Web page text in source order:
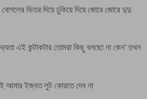
ভিতর দিয়ে ঢুকিয়ে দিয়ে জোরে জোরে দুদু
এই কন্টাকটার তোমরা কিছু বলছো না কেন’ তখন
আমার ইজ্বত লুট কোরতে দেব না